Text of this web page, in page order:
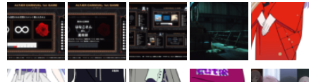
運営：株式会社マレ